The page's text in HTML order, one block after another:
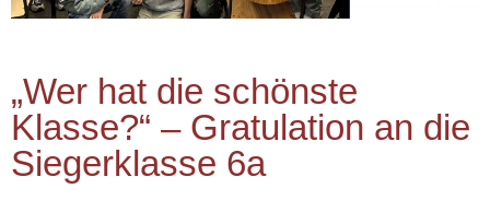
„Wer hat die schönste
Klasse?“ – Gratulation an die
Siegerklasse 6a